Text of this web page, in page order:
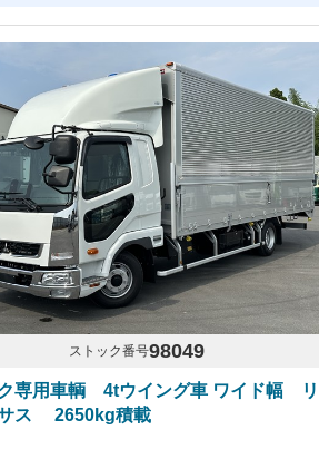
ストック番号98049
専用車輌 4tウイング車 ワイド幅 リ
ス 2650kg積載